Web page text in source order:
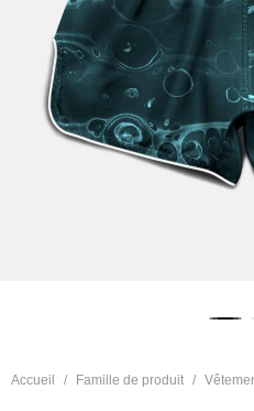
Accueil Famille de produit